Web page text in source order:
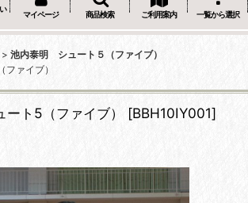
マイページ 商品検索 ご利用案内 一覧から選択
> 池内泰明 シュート５（ファイブ）
ァイブ）
ト5（ファイブ） [BBH10IY001]